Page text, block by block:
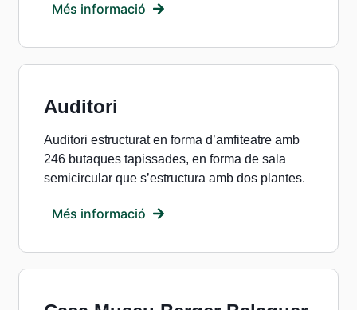
Més informació
Auditori
Auditori estructurat en forma d’amfiteatre amb
246 butaques tapissades, en forma de sala
semicircular que s’estructura amb dos plantes.
Més informació